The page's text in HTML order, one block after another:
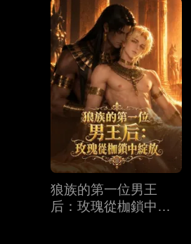
狼族的第一位男王
后：玫瑰從枷鎖中綻